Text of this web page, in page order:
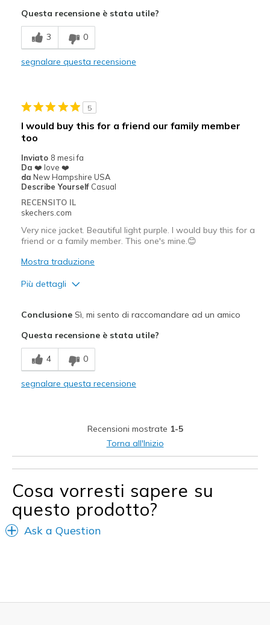
Wear Out Quickly
Sizing
View On Shoes
Shoes are for Wearing
Questa recensione è stata utile?
3 0
segnalare questa recensione
5
I would buy this for a friend our family member
too
Inviato 8 mesi fa
Da ❤️ love ❤️
da New Hampshire USA
Describe Yourself Casual
RECENSITO IL
skechers.com
Very nice jacket. Beautiful light purple. I would buy this for a
friend or a family member. This one's mine.😊
Mostra traduzione
Più dettagli
Breathe Well
Comfortable
Casual Wear
Special Occasions
Travel
ConclusioneSì, mi sento di raccomandare ad un amico
Questa recensione è stata utile?
4 0
segnalare questa recensione
Recensioni mostrate 1-5
Torna all'Inizio
Cosa vorresti sapere su
questo prodotto?
Ask a Question